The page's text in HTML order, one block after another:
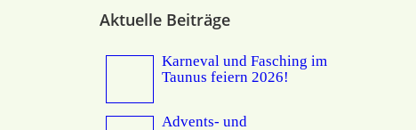
Aktuelle Beiträge
Karneval und Fasching im
Taunus feiern 2026!
Advents- und